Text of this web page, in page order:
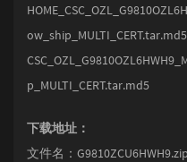
ow_ship_MULTI_CERT.tar.md5
p_MULTI_CERT.tar.md5
下载地址：
文件名：G9810ZCU6HWH9.zip